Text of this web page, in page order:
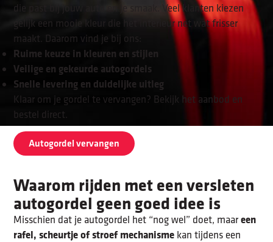
die past bij jouw auto en je smaak. Veel klanten kiezen
gelijk een mooie kleur die het interieur net wat frisser
maakt. Daarom vind je bij ons:
Ruime keuze in kleuren en stijlen
Veilige en gekeurde autogordels
Snelle levering en duidelijke uitleg
Klaar om je gordel te vervangen? Bekijk het aanbod en
bestel direct.
Autogordel vervangen
Waarom rijden met een versleten
autogordel geen goed idee is
Misschien dat je autogordel het “nog wel” doet, maareen
rafel, scheurtje of stroef mechanisme kan tijdens een